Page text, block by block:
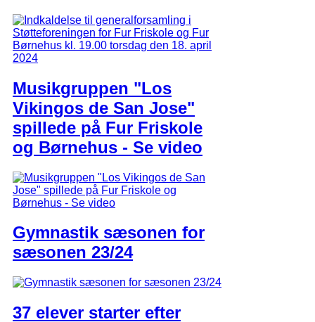
Musikgruppen "Los
Vikingos de San Jose"
spillede på Fur Friskole
og Børnehus - Se video
Gymnastik sæsonen for
sæsonen 23/24
37 elever starter efter